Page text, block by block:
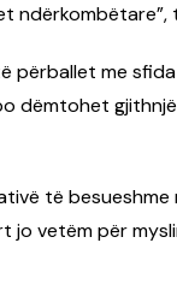
ndërkombëtare”,
përballet me
dëmtohet
të besueshme
jo vetëm për